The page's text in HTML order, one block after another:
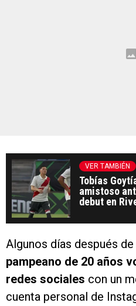
VER TAMBIÉN
Tobías
amistoso
debut en
Algunos días después
pampeano de 20 años
redes sociales con un
cuenta personal de